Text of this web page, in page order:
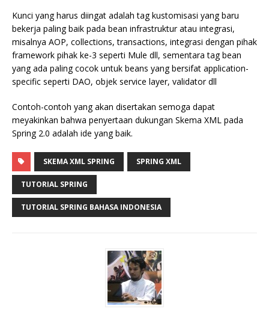
Kunci yang harus diingat adalah tag kustomisasi yang baru
bekerja paling baik pada bean infrastruktur atau integrasi,
misalnya AOP, collections, transactions, integrasi dengan pihak
framework pihak ke-3 seperti Mule dll, sementara tag bean
yang ada paling cocok untuk beans yang bersifat application-
specific seperti DAO, objek service layer, validator dll
Contoh-contoh yang akan disertakan semoga dapat
meyakinkan bahwa penyertaan dukungan Skema XML pada
Spring 2.0 adalah ide yang baik.
SKEMA XML SPRING SPRING XML
TUTORIAL SPRING
TUTORIAL SPRING BAHASA INDONESIA